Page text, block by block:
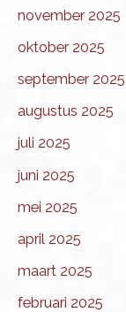
november 2025
oktober 2025
september 2025
augustus 2025
juli 2025
juni 2025
mei 2025
april 2025
maart 2025
februari 2025